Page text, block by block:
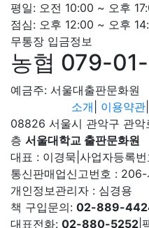
평일: 오전 10:00 ~ 오후
점심: 오후 12:00 ~ 오후
무통장 입금정보
농협 079-
예금주: 서울대출판문화원
소개
이용약관
08826 서울시 관악구 관
층 서울대학교 출판문화원
대표 : 이경묵 사업자등록
통신판매업신고번호 :
개인정보관리자 : 심경용
책 구입문의: 02-889-
대표전화: 02-880-5252